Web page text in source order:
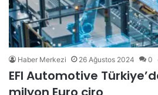
Haber Merkezi 26 Ağustos 2024 0
EFI Automotive